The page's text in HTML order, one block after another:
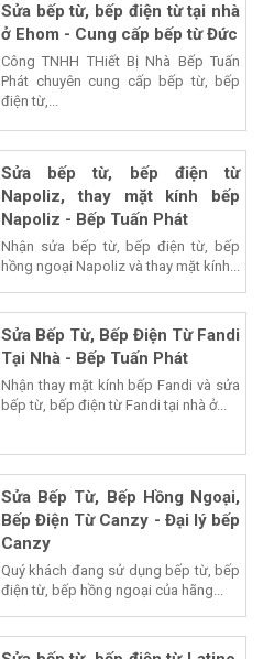
Sửa bếp từ, bếp điện từ tại nhà
ở Ehom - Cung cấp bếp từ Đức
Công TNHH THiết Bị Nhà Bếp Tuấn
Phát chuyên cung cấp bếp từ, bếp
điện từ,...
Sửa bếp từ, bếp điện từ
Napoliz, thay mặt kính bếp
Napoliz - Bếp Tuấn Phát
Nhận sửa bếp từ, bếp điện từ, bếp
hồng ngoại Napoliz và thay mặt kính...
Sửa Bếp Từ, Bếp Điện Từ Fandi
Tại Nhà - Bếp Tuấn Phát
Nhận thay mặt kính bếp Fandi và sửa
bếp từ, bếp điện từ Fandi tại nhà ở...
Sửa Bếp Từ, Bếp Hồng Ngoại,
Bếp Điện Từ Canzy - Đại lý bếp
Canzy
Quý khách đang sử dụng bếp từ, bếp
điện từ, bếp hồng ngoại của hãng...